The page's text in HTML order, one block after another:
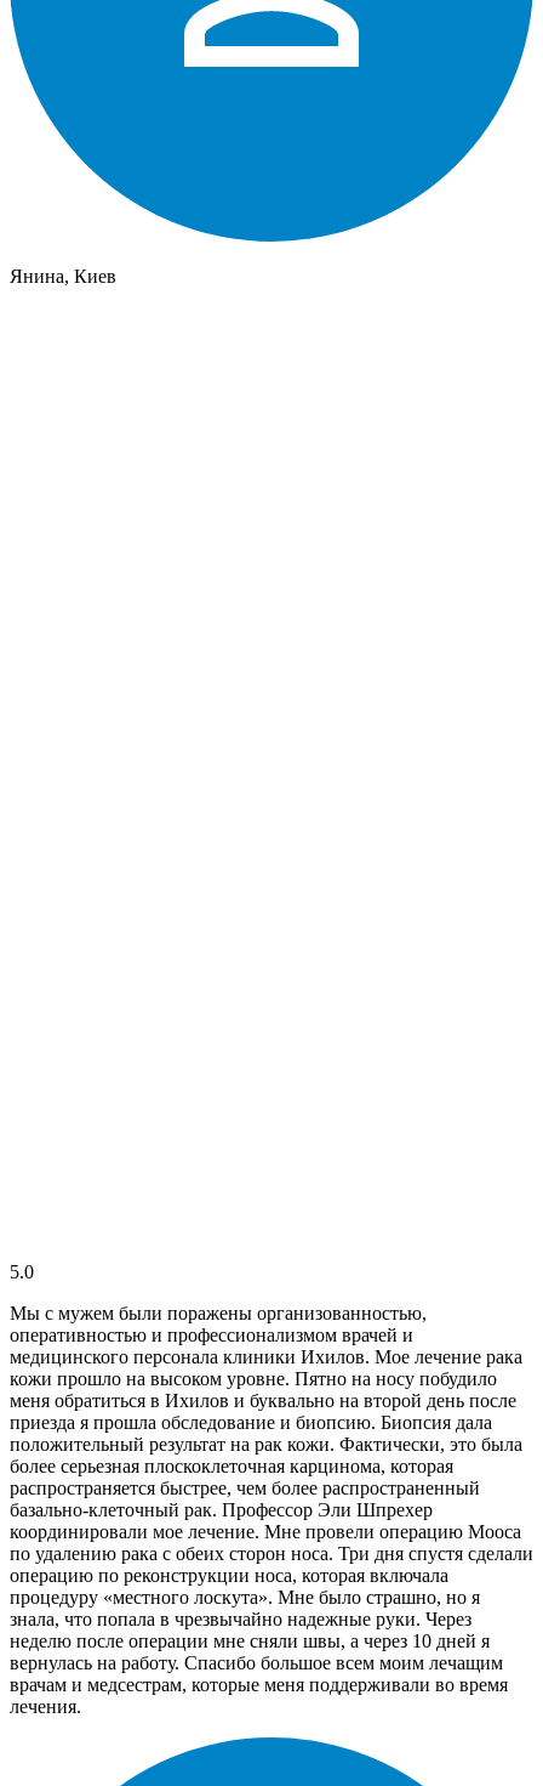
Янина, Киев
5.0
Мы с мужем были поражены организованностью,
оперативностью и профессионализмом врачей и
медицинского персонала клиники Ихилов. Мое лечение рака
кожи прошло на высоком уровне. Пятно на носу побудило
меня обратиться в Ихилов и буквально на второй день после
приезда я прошла обследование и биопсию. Биопсия дала
положительный результат на рак кожи. Фактически, это была
более серьезная плоскоклеточная карцинома, которая
распространяется быстрее, чем более распространенный
базально-клеточный рак. Профессор Эли Шпрехер
координировали мое лечение. Мне провели операцию Мооса
по удалению рака с обеих сторон носа. Три дня спустя сделали
операцию по реконструкции носа, которая включала
процедуру «местного лоскута». Мне было страшно, но я
знала, что попала в чрезвычайно надежные руки. Через
неделю после операции мне сняли швы, а через 10 дней я
вернулась на работу. Спасибо большое всем моим лечащим
врачам и медсестрам, которые меня поддерживали во время
лечения.